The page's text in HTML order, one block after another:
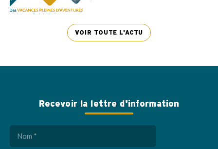
VOIR TOUTE L'ACTU
Recevoir la lettre d'information
Nom
(Nécessaire)